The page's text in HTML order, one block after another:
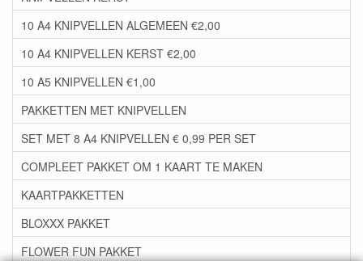
10 A4 KNIPVELLEN ALGEMEEN €2,00
10 A4 KNIPVELLEN KERST €2,00
10 A5 KNIPVELLEN €1,00
PAKKETTEN MET KNIPVELLEN
SET MET 8 A4 KNIPVELLEN € 0,99 PER SET
COMPLEET PAKKET OM 1 KAART TE MAKEN
KAARTPAKKETTEN
BLOXXX PAKKET
FLOWER FUN PAKKET